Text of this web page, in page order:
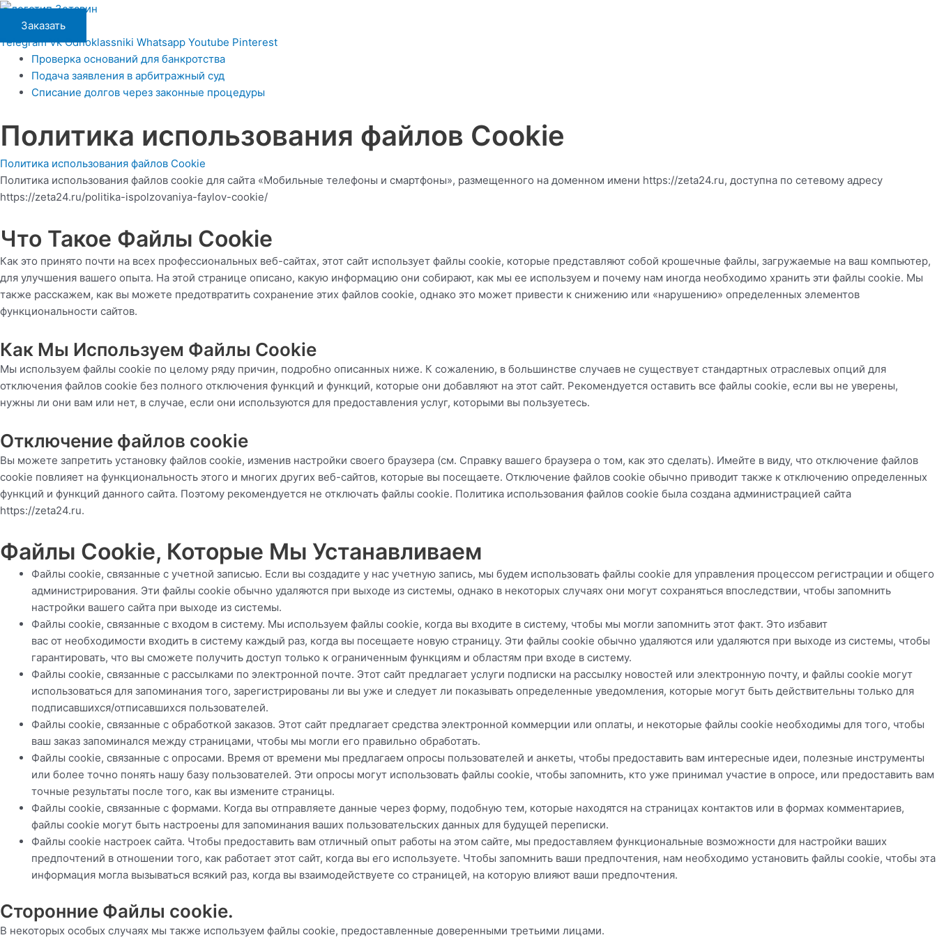
Перейти
содержимому
Заказать
Telegram Vk Odnoklassniki Whatsapp Youtube Pinterest
Main
Menu
Проверка оснований для банкротства
Подача заявления в арбитражный суд
Списание долгов через законные процедуры
Политика использования файлов Cookie
Политика использования файлов Cookie
Политика использования файлов cookie для сайта «Мобильные телефоны и смартфоны», размещенного на доменном имени https://zeta24.ru, доступна по сетевому адресу
https://zeta24.ru/politika-ispolzovaniya-faylov-cookie/
Что Такое Файлы Cookie
Как это принято почти на всех профессиональных веб-сайтах, этот сайт использует файлы cookie, которые представляют собой крошечные файлы, загружаемые на ваш компьютер,
для улучшения вашего опыта. На этой странице описано, какую информацию они собирают, как мы ее используем и почему нам иногда необходимо хранить эти файлы cookie. Мы
также расскажем, как вы можете предотвратить сохранение этих файлов cookie, однако это может привести к снижению или «нарушению» определенных элементов
функциональности сайтов.
Как Мы Используем Файлы Cookie
Мы используем файлы cookie по целому ряду причин, подробно описанных ниже. К сожалению, в большинстве случаев не существует стандартных отраслевых опций для
отключения файлов cookie без полного отключения функций и функций, которые они добавляют на этот сайт. Рекомендуется оставить все файлы cookie, если вы не уверены,
нужны ли они вам или нет, в случае, если они используются для предоставления услуг, которыми вы пользуетесь.
Отключение файлов cookie
Вы можете запретить установку файлов cookie, изменив настройки своего браузера (см. Справку вашего браузера о том, как это сделать). Имейте в виду, что отключение файлов
cookie повлияет на функциональность этого и многих других веб-сайтов, которые вы посещаете. Отключение файлов cookie обычно приводит также к отключению определенных
функций и функций данного сайта. Поэтому рекомендуется не отключать файлы cookie. Политика использования файлов cookie была создана администрацией сайта
https://zeta24.ru.
Файлы Cookie, Которые Мы Устанавливаем
Файлы cookie, связанные с учетной записью. Если вы создадите у нас учетную запись, мы будем использовать файлы cookie для управления процессом регистрации и общего
администрирования. Эти файлы cookie обычно удаляются при выходе из системы, однако в некоторых случаях они могут сохраняться впоследствии, чтобы запомнить
настройки вашего сайта при выходе из системы.
Файлы cookie, связанные с входом в систему. Мы используем файлы cookie, когда вы входите в систему, чтобы мы могли запомнить этот факт. Это избавит
вас от необходимости входить в систему каждый раз, когда вы посещаете новую страницу. Эти файлы cookie обычно удаляются или удаляются при выходе из системы, чтобы
гарантировать, что вы сможете получить доступ только к ограниченным функциям и областям при входе в систему.
Файлы cookie, связанные с рассылками по электронной почте. Этот сайт предлагает услуги подписки на рассылку новостей или электронную почту, и файлы cookie могут
использоваться для запоминания того, зарегистрированы ли вы уже и следует ли показывать определенные уведомления, которые могут быть действительны только для
подписавшихся/отписавшихся пользователей.
Файлы cookie, связанные с обработкой заказов. Этот сайт предлагает средства электронной коммерции или оплаты, и некоторые файлы cookie необходимы для того, чтобы
ваш заказ запоминался между страницами, чтобы мы могли его правильно обработать.
Файлы cookie, связанные с опросами. Время от времени мы предлагаем опросы пользователей и анкеты, чтобы предоставить вам интересные идеи, полезные инструменты
или более точно понять нашу базу пользователей. Эти опросы могут использовать файлы cookie, чтобы запомнить, кто уже принимал участие в опросе, или предоставить вам
точные результаты после того, как вы измените страницы.
Файлы cookie, связанные с формами. Когда вы отправляете данные через форму, подобную тем, которые находятся на страницах контактов или в формах комментариев,
файлы cookie могут быть настроены для запоминания ваших пользовательских данных для будущей переписки.
Файлы cookie настроек сайта. Чтобы предоставить вам отличный опыт работы на этом сайте, мы предоставляем функциональные возможности для настройки ваших
предпочтений в отношении того, как работает этот сайт, когда вы его используете. Чтобы запомнить ваши предпочтения, нам необходимо установить файлы cookie, чтобы эта
информация могла вызываться всякий раз, когда вы взаимодействуете со страницей, на которую влияют ваши предпочтения.
Сторонние Файлы cookie.
В некоторых особых случаях мы также используем файлы cookie, предоставленные доверенными третьими лицами.